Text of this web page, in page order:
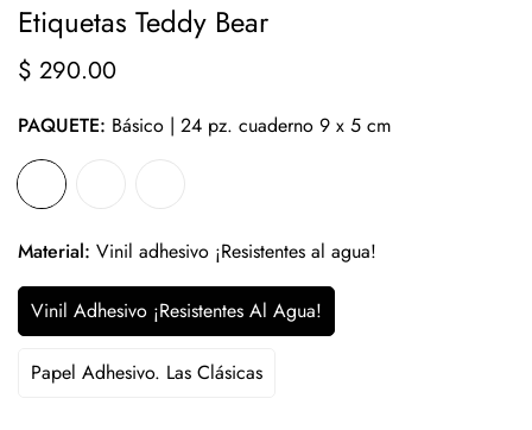
Etiquetas Teddy Bear
Precio
$ 290.00
PAQUETE: Básico | 24 pz. cuaderno 9 x 5 cm
Material: Vinil adhesivo ¡Resistentes al agua!
Vinil Adhesivo ¡Resistentes Al Agua!
Papel Adhesivo. Las Clásicas